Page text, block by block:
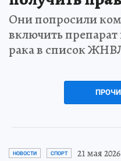
Они попросили
включить
рака в список
НОВОСТИ СПОРТ 21 мая